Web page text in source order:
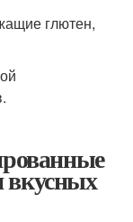
глютен,
вкусных